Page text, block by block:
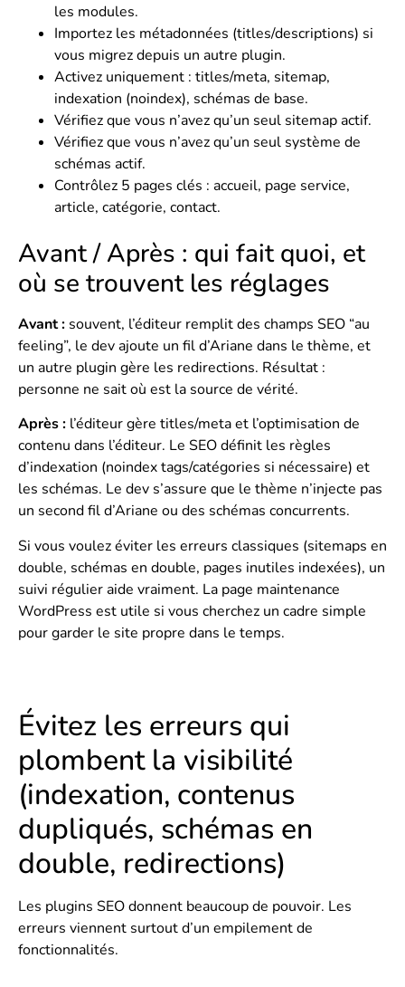
les modules.
Importez les métadonnées (titles/descriptions) si
vous migrez depuis un autre plugin.
Activez uniquement : titles/meta, sitemap,
indexation (noindex), schémas de base.
Vérifiez que vous n’avez qu’un seul sitemap actif.
Vérifiez que vous n’avez qu’un seul système de
schémas actif.
Contrôlez 5 pages clés : accueil, page service,
article, catégorie, contact.
Avant / Après : qui fait quoi, et
où se trouvent les réglages
Avant : souvent, l’éditeur remplit des champs SEO “au
feeling”, le dev ajoute un fil d’Ariane dans le thème, et
un autre plugin gère les redirections. Résultat :
personne ne sait où est la source de vérité.
Après : l’éditeur gère titles/meta et l’optimisation de
contenu dans l’éditeur. Le SEO définit les règles
d’indexation (noindex tags/catégories si nécessaire) et
les schémas. Le dev s’assure que le thème n’injecte pas
un second fil d’Ariane ou des schémas concurrents.
Si vous voulez éviter les erreurs classiques (sitemaps en
double, schémas en double, pages inutiles indexées), un
suivi régulier aide vraiment. La page maintenance
WordPress est utile si vous cherchez un cadre simple
pour garder le site propre dans le temps.
Évitez les erreurs qui
plombent la visibilité
(indexation, contenus
dupliqués, schémas en
double, redirections)
Les plugins SEO donnent beaucoup de pouvoir. Les
erreurs viennent surtout d’un empilement de
fonctionnalités.